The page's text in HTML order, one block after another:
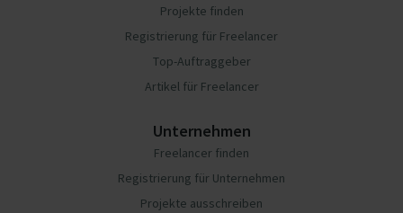
Projekte finden
Registrierung für Freelancer
Top-Auftraggeber
Artikel für Freelancer
Unternehmen
Freelancer finden
Registrierung für Unternehmen
Projekte ausschreiben